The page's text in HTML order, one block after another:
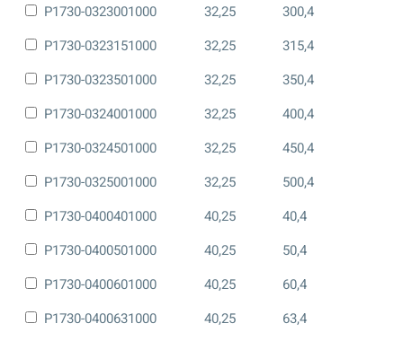
P1730-0323001000
32,25
300,4
P1730-0323151000
32,25
315,4
P1730-0323501000
32,25
350,4
P1730-0324001000
32,25
400,4
P1730-0324501000
32,25
450,4
P1730-0325001000
32,25
500,4
P1730-0400401000
40,25
40,4
P1730-0400501000
40,25
50,4
P1730-0400601000
40,25
60,4
P1730-0400631000
40,25
63,4